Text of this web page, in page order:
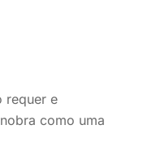
requer e
como uma